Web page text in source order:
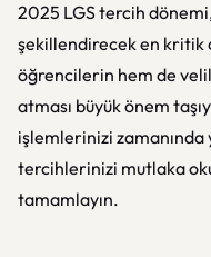
2025 LGS tercih
şekillendirecek en kritik
öğrencilerin hem de
atması büyük önem
işlemlerinizi zamanında
tercihlerinizi mutlaka
tamamlayın.